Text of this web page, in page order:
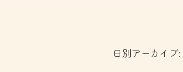
日別アーカイブ: